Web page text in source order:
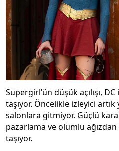
Supergirl’ün düşük açılışı,
taşıyor. Öncelikle izleyici artık
salonlara gitmiyor. Güçlü
pazarlama ve olumlu ağızdan
taşıyor.